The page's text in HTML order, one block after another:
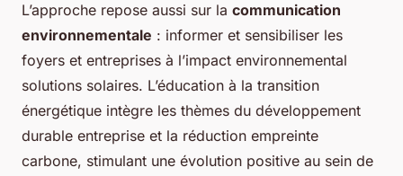
L’approche repose aussi sur la communication
environnementale : informer et sensibiliser les
foyers et entreprises à l’impact environnemental
solutions solaires. L’éducation à la transition
énergétique intègre les thèmes du développement
durable entreprise et la réduction empreinte
carbone, stimulant une évolution positive au sein de